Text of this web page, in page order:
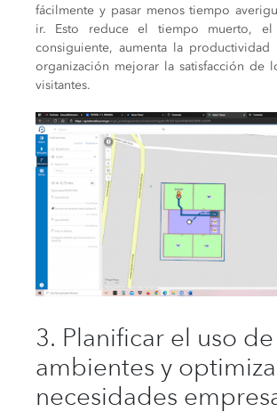
fácilmente y pasar menos tiempo
ir. Esto reduce el tiempo muerto,
consiguiente, aumenta la
organización mejorar la satisfacción de
visitantes.
3. Planificar el uso
ambientes y
necesidades